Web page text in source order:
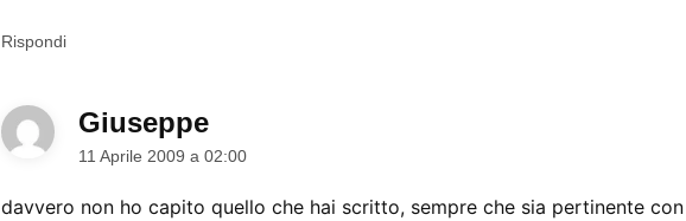
Rispondi
Giuseppedice:
11 Aprile 2009 a 02:00
davvero non ho capito quello che hai scritto, sempre che sia pertinente